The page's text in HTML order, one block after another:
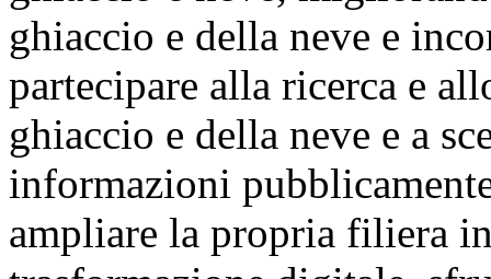
ghiaccio e della neve e
partecipare alla ricerca e
ghiaccio e della neve e a
informazioni
ampliare la propria filiera